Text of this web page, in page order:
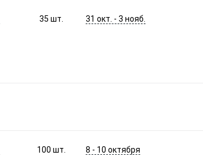
35шт. 31 окт. - 3 нояб.
100шт. 8 - 10 октября